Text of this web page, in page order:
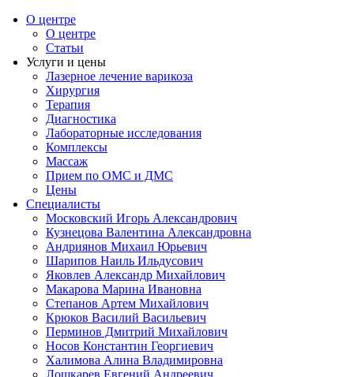
О центре
О центре
Статьи
Услуги и цены
Лазерное лечение варикоза
Хирургия
Терапия
Диагностика
Лабораторные исследования
Комплексы
Массаж
Прием по ОМС и ДМС
Цены
Специалисты
Московский Игорь Александрович
Кузнецова Валентина Александровна
Андриянов Михаил Юрьевич
Шарипов Наиль Ильдусович
Яковлев Александр Михайлович
Макарова Марина Ивановна
Степанов Артем Михайлович
Крюков Василий Васильевич
Перминов Дмитрий Михайлович
Носов Константин Георгиевич
Халимова Алина Владимировна
Лошкарев Евгений Андреевич